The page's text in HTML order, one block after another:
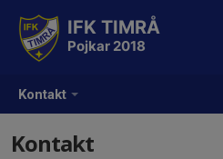
Kontakt
IFK TIMRÅ
Pojkar 2018
Kontakt